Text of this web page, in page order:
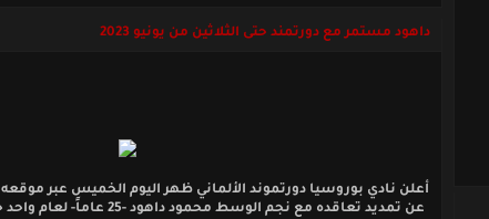
داهود مستمر مع دورتمند حتى الثلاثين من يونيو 2023
أعلن نادي بوروسيا دورتموند الألماني ظهر اليوم الخميس عبر